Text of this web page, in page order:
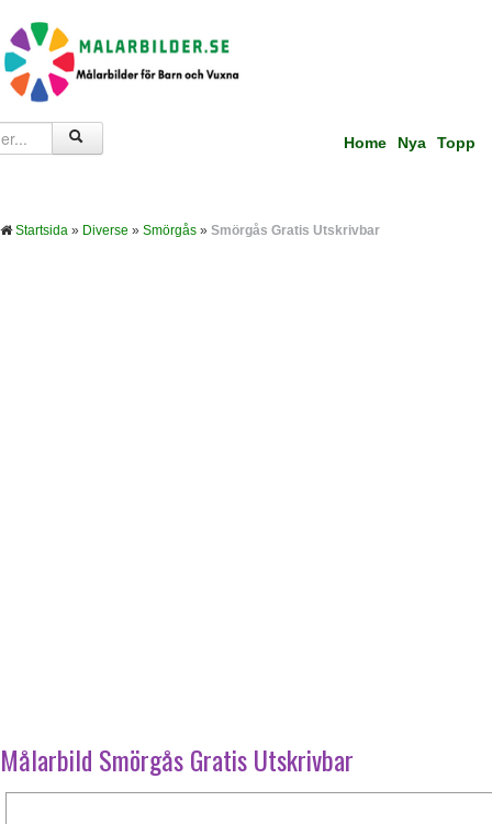
Home Nya Topp
Startsida » Diverse » Smörgås » Smörgås Gratis Utskrivbar
Målarbild Smörgås Gratis Utskrivbar